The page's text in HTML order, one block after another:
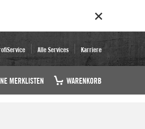
Alle Services Karriere
MERKLISTEN WARENKORB